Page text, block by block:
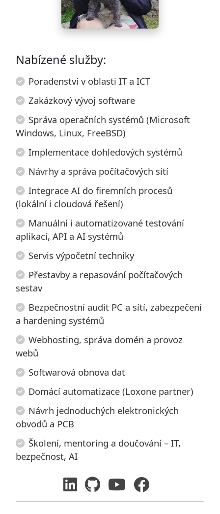
Nabízené služby:
Poradenství v oblasti IT a ICT
Zakázkový vývoj software
Správa operačních systémů (Microsoft
Windows, Linux, FreeBSD)
Implementace dohledových systémů
Návrhy a správa počítačových sítí
Integrace AI do firemních procesů
(lokální i cloudová řešení)
Manuální i automatizované testování
aplikací, API a AI systémů
Servis výpočetní techniky
Přestavby a repasování počítačových
sestav
Bezpečnostní audit PC a sítí, zabezpečení
a hardening systémů
Webhosting, správa domén a provoz
webů
Softwarová obnova dat
Domácí automatizace (Loxone partner)
Návrh jednoduchých elektronických
obvodů a PCB
Školení, mentoring a doučování – IT,
bezpečnost, AI